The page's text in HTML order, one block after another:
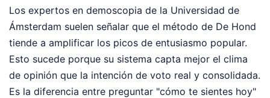
Los expertos en demoscopia de la Universidad de
Ámsterdam suelen señalar que el método de De Hond
tiende a amplificar los picos de entusiasmo popular.
Esto sucede porque su sistema capta mejor el clima
de opinión que la intención de voto real y consolidada.
Es la diferencia entre preguntar "cómo te sientes hoy"